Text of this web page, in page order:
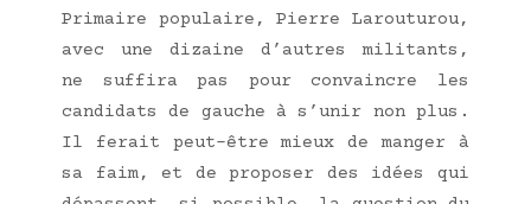
Pri­maire popu­laire, Pierre Larou­tu­rou,
avec une dizaine d’autres mili­tants,
ne suf­fi­ra pas pour convaincre les
can­di­dats de gauche à s’u­nir non plus.
Il ferait peut-être mieux de man­ger à
sa faim, et de pro­po­ser des idées qui